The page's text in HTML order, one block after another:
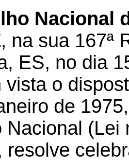
Nacional
, na sua 167ª
ES, no dia
vista o
de
Nacional (Lei
resolve